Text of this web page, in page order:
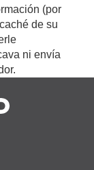
(por
de su
ni envía